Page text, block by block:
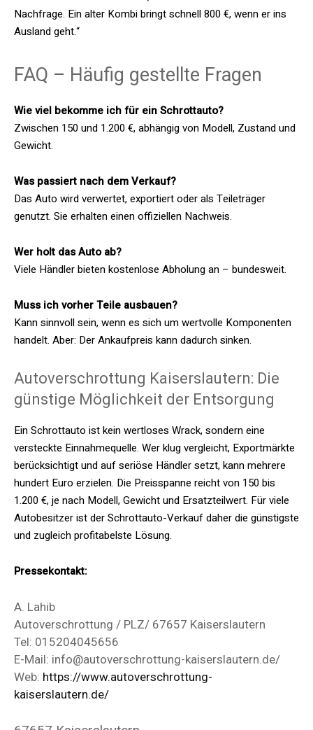
Nachfrage. Ein alter Kombi bringt schnell 800 €, wenn er ins
Ausland geht.“
FAQ – Häufig gestellte Fragen
Wie viel bekomme ich für ein Schrottauto?
Zwischen 150 und 1.200 €, abhängig von Modell, Zustand und
Gewicht.
Was passiert nach dem Verkauf?
Das Auto wird verwertet, exportiert oder als Teileträger
genutzt. Sie erhalten einen offiziellen Nachweis.
Wer holt das Auto ab?
Viele Händler bieten kostenlose Abholung an – bundesweit.
Muss ich vorher Teile ausbauen?
Kann sinnvoll sein, wenn es sich um wertvolle Komponenten
handelt. Aber: Der Ankaufpreis kann dadurch sinken.
Autoverschrottung Kaiserslautern: Die
günstige Möglichkeit der Entsorgung
Ein Schrottauto ist kein wertloses Wrack, sondern eine
versteckte Einnahmequelle. Wer klug vergleicht, Exportmärkte
berücksichtigt und auf seriöse Händler setzt, kann mehrere
hundert Euro erzielen. Die Preisspanne reicht von 150 bis
1.200 €, je nach Modell, Gewicht und Ersatzteilwert. Für viele
Autobesitzer ist der Schrottauto-Verkauf daher die günstigste
und zugleich profitabelste Lösung.
Pressekontakt:
A. Lahib
Autoverschrottung / PLZ/ 67657 Kaiserslautern
Tel: 015204045656
E-Mail: info@autoverschrottung-kaiserslautern.de/
Web: https://www.autoverschrottung-
kaiserslautern.de/